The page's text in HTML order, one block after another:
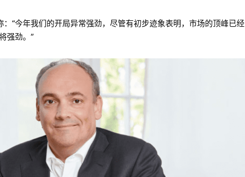
“今年我们的开局异常强劲，尽管有初步迹象表明，市场的顶峰已经
强劲。”